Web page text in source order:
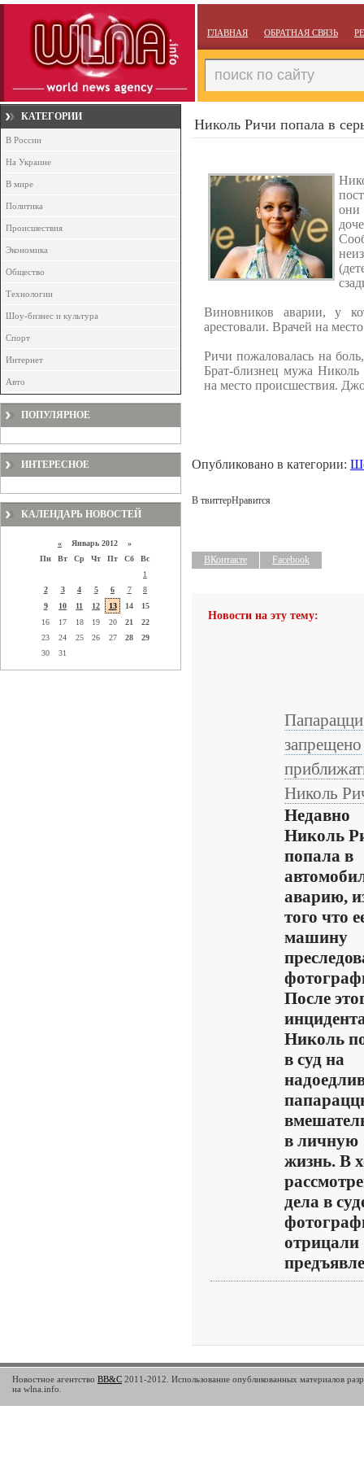
ГЛАВНАЯ ОБРАТНАЯ СВЯЗЬ
КАТЕГОРИИ
В России
На Украине
В мире
Политика
Происшествия
Экономика
Общество
Технологии
Шоу-бизнес и культура
Спорт
Интернет
Авто
ПОПУЛЯРНОЕ
ИНТЕРЕСНОЕ
КАЛЕНДАРЬ НОВОСТЕЙ
« Январь 2012 »
Пн
Вт Ср Чт Пт Сб
Вс
1
2
3 4 5 6 7
8
9
10 11 12 13 14
15
16
17 18 19 20 21
22
23
24 25 26 27 28
29
30
31
Николь Ричи попала в
Виновников аварии, у
арестовали. Врачей на
Ричи пожаловалась на
Брат-близнец мужа
на место происшествия.
Опубликовано в категории:
В твиттерНравится
ВКонтакте Facebook
Новости на эту тему:
Папарацци
запрещено
Николь
Недавно
Николь
попала в
аварию,
того что
машину
После
Николь
в суд на
в личную
жизнь. В
дела в
отрицали
Новостное агентство BB&C 2011-2012. Использование опубликованных материалов
на wlna.info.